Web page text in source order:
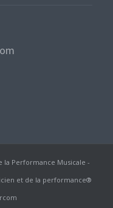
la Performance Musicale -
et de la performance®